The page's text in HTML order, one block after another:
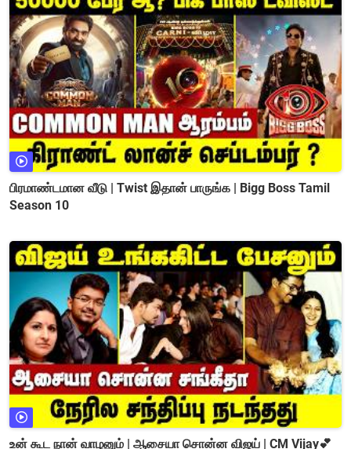
பிரமாண்டமான வீடு | Twist இதான் பாருங்க | Bigg Boss Tamil
Season 10
உன் கூட நான் வாழனும் | ஆசையா சொன்ன விஜய் | CM Vijay💕